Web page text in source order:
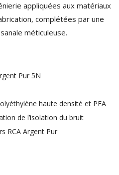
appliquées aux matériaux
complétées par une
méticuleuse.
Pur 5N
haute densité et PFA
de l’isolation du bruit
RCA Argent Pur